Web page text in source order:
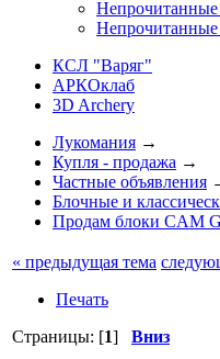
Непрочитанные
КСЛ "Варяг"
АРКОклаб
3D Archery
Лукомания →
Купля - продажа →
Частные объявления
Блочные и
Продам блоки CAM
« предыдущая тема
Печать
Страницы: [1] Вниз